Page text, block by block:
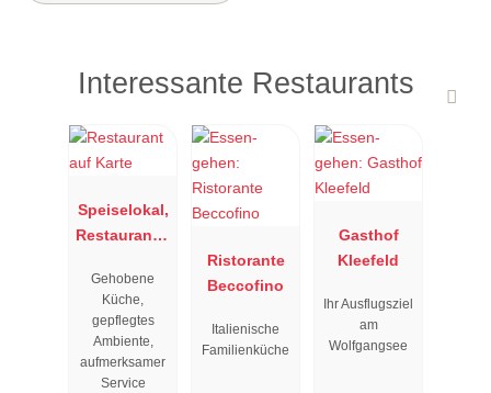
Interessante Restaurants
Speiselokal,
Restaurant "
"
Gehobene
Küche,
gepflegtes
Ambiente,
aufmerksamer
Service
Ristorante
Beccofino
Italienische
Familienküche
Gasthof
Kleefeld
Ihr Ausflugsziel
am
Wolfgangsee